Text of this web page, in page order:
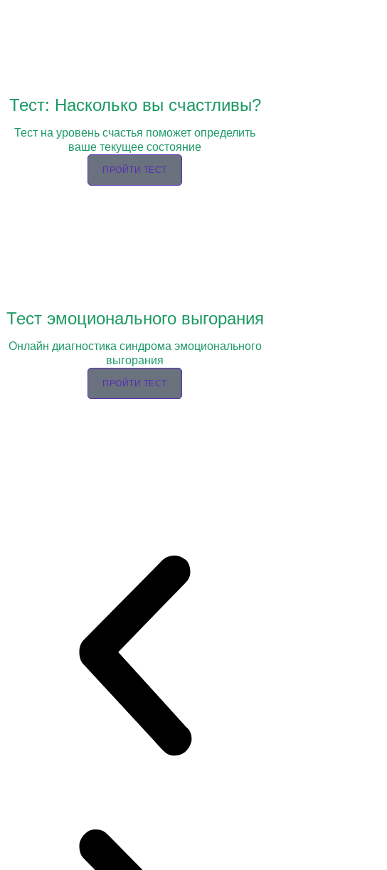
Тест: Насколько вы счастливы?
Тест на уровень счастья поможет определить
ваше текущее состояние
ПРОЙТИ ТЕСТ
Тест эмоционального выгорания
Онлайн диагностика синдрома эмоционального
выгорания
ПРОЙТИ ТЕСТ